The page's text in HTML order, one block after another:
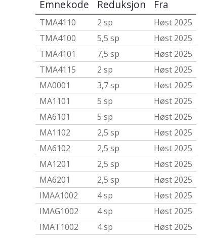
Emnekode Reduksjon Fra
TMA4110 2 sp
Høst 2025
TMA4100
5,5 sp
Høst 2025
TMA4101
7,5 sp
Høst 2025
TMA4115
2 sp
Høst 2025
MA0001
3,7 sp
Høst 2025
MA1101
5 sp
Høst 2025
MA6101
5 sp
Høst 2025
MA1102
2,5 sp
Høst 2025
MA6102
2,5 sp
Høst 2025
MA1201
2,5 sp
Høst 2025
MA6201
2,5 sp
Høst 2025
IMAA1002
4 sp
Høst 2025
IMAG1002
4 sp
Høst 2025
IMAT1002
4 sp
Høst 2025